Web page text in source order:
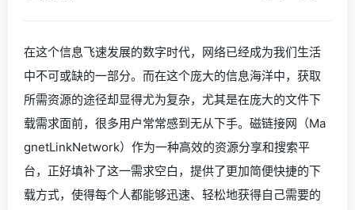
在这个信息飞速发展的数字时代，网络已经成为我们生活
中不可或缺的一部分。而在这个庞大的信息海洋中，获取
所需资源的途径却显得尤为复杂，尤其是在庞大的文件下
载需求面前，很多用户常常感到无从下手。磁链接网（Ma
gnetLinkNetwork）作为一种高效的资源分享和搜索平
台，正好填补了这一需求空白，提供了更加简便快捷的下
载方式，使得每个人都能够迅速、轻松地获得自己需要的